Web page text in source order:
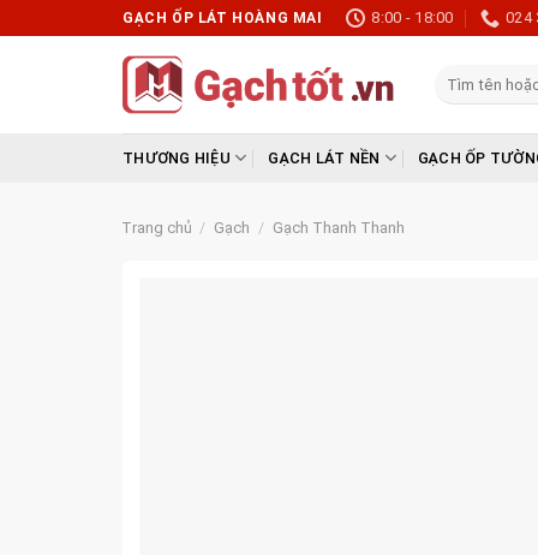
to
GẠCH ỐP LÁT HOÀNG MAI 8:00 - 18:00 024
Tìm
THƯƠNG HIỆU GẠCH LÁT NỀN GẠCH ỐP
Trang chủ / Gạch / Gạch Thanh Thanh